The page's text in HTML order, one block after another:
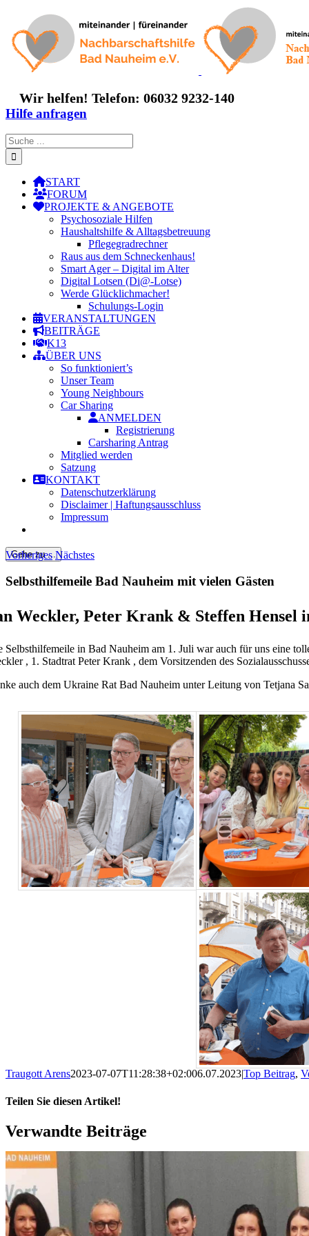
springen
Wir helfen! Telefon: 06032 9232-140
Hilfe anfragen
Suche
nach:
START
FORUM
PROJEKTE & ANGEBOTE
Psychosoziale Hilfen
Haushaltshilfe & Alltagsbetreuung
Pflegegradrechner
Raus aus dem Schneckenhaus!
Smart Ager – Digital im Alter
Digital Lotsen (Di@-Lotse)
Werde Glücklichmacher!
Schulungs-Login
VERANSTALTUNGEN
BEITRÄGE
K13
ÜBER UNS
So funktioniert’s
Unser Team
Young Neighbours
Car Sharing
ANMELDEN
Registrierung
Carsharing Antrag
Mitglied werden
Satzung
KONTAKT
Datenschutzerklärung
Disclaimer | Haftungsausschluss
Impressum
Gehe zu ...
Vorheriges Nächstes
Selbsthilfemeile Bad Nauheim mit vielen Gästen
Weckler, Peter Krank & Steffen Hensel
Selbsthilfemeile in Bad Nauheim am 1. Juli war auch für uns eine
, 1. Stadtrat Peter Krank , dem Vorsitzenden des
auch dem Ukraine Rat Bad Nauheim unter Leitung von Tetjana
Traugott Arens2023-07-07T11:28:38+02:006.07.2023|Top Beitrag,
Teilen Sie diesen Artikel!
Facebook
X
Reddit
LinkedIn
WhatsApp
Telegram
Tumblr
Pinterest
Vk
Xing
Email
Verwandte Beiträge